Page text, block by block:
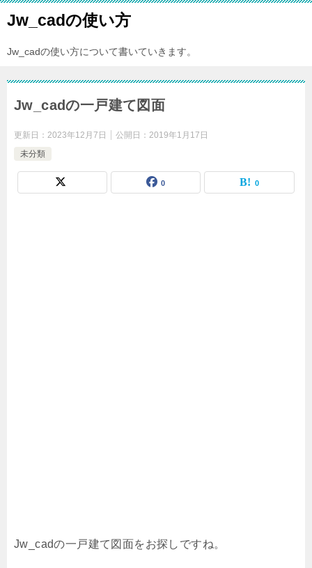
Jw_cadの使い方
Jw_cadの使い方について書いていきます。
Jw_cadの一戸建て図面
更新日： 2023年12月7日 公開日： 2019年1月17日
未分類
0 0
Jw_cadの一戸建て図面をお探しですね。